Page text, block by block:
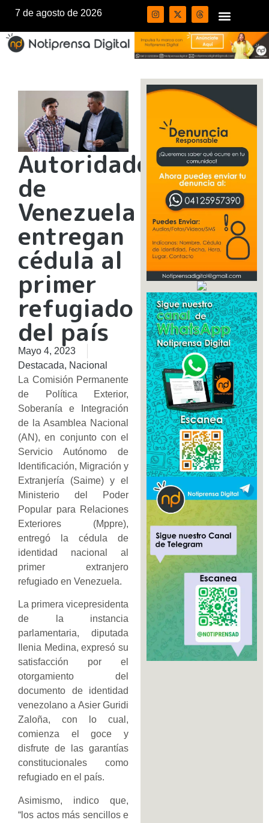
7 de agosto de 2026
Autoridades
de
Venezuela
entregan
cédula al
primer
refugiado
del país
Mayo 4, 2023
Destacada, Nacional
La Comisión Permanente
de Política Exterior,
Soberanía e Integración
de la Asamblea Nacional
(AN), en conjunto con el
Servicio Autónomo de
Identificación, Migración y
Extranjería (Saime) y el
Ministerio del Poder
Popular para Relaciones
Exteriores (Mppre),
entregó la cédula de
identidad nacional al
primer extranjero
refugiado en Venezuela.
La primera vicepresidenta
de la instancia
parlamentaria, diputada
Ilenia Medina, expresó su
satisfacción por el
otorgamiento del
documento de identidad
venezolano a Asier Guridi
Zaloña, con lo cual,
comienza el goce y
disfrute de las garantías
constitucionales como
refugiado en el país.
Asimismo, indico que,
“los actos más sencillos e